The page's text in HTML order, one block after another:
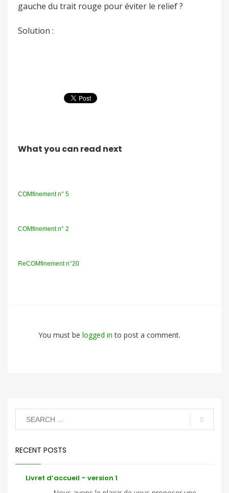
gauche du trait rouge pour éviter le relief ?
Solution :
What you can read next
COMfinement n° 5
COMfinement n° 2
ReCOMfinement n°20
You must be logged into post a comment.
RECENT POSTS
Livret d’accueil – version 1